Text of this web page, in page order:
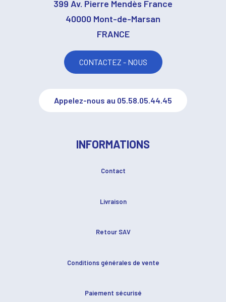
399 Av. Pierre Mendès France
40000 Mont-de-Marsan
FRANCE
CONTACTEZ - NOUS
Appelez-nous au 05.58.05.44.45
INFORMATIONS
Contact
Livraison
Retour SAV
Conditions générales de vente
Paiement sécurisé